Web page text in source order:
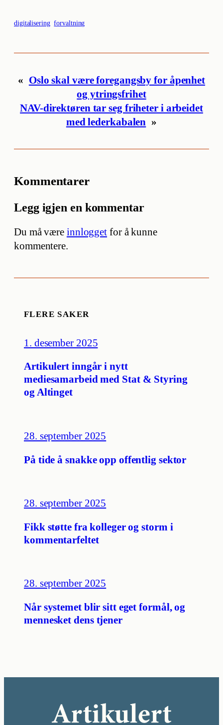
digitalisering forvaltning
« Oslo skal være foregangsby for åpenhet
og ytringsfrihet
NAV-direktøren tar seg friheter i arbeidet
med lederkabalen »
Kommentarer
Legg igjen en kommentar
Du må være innlogget for å kunne
kommentere.
FLERE SAKER
1. desember 2025
Artikulert inngår i nytt
mediesamarbeid med Stat & Styring
og Altinget
28. september 2025
På tide å snakke opp offentlig sektor
28. september 2025
Fikk støtte fra kolleger og storm i
kommentarfeltet
28. september 2025
Når systemet blir sitt eget formål, og
mennesket dens tjener